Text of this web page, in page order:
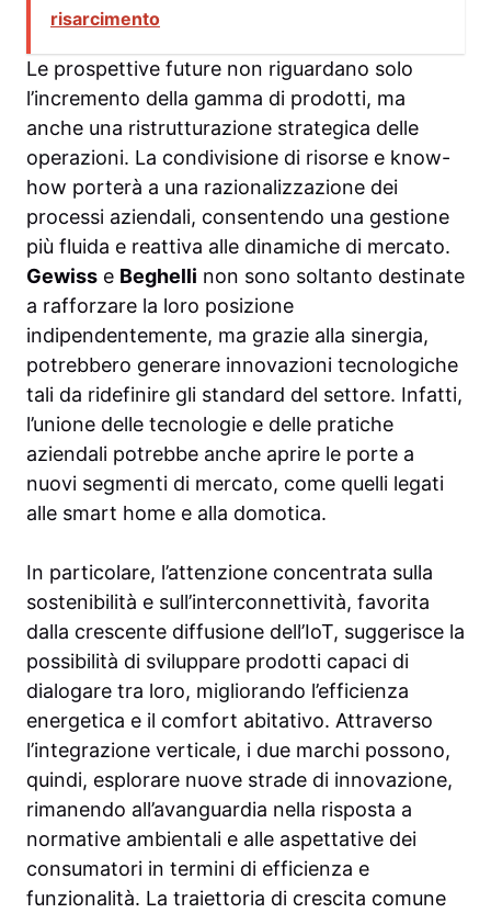
risarcimento
Le prospettive future non riguardano solo
l’incremento della gamma di prodotti, ma
anche una ristrutturazione strategica delle
operazioni. La condivisione di risorse e know-
how porterà a una razionalizzazione dei
processi aziendali, consentendo una gestione
più fluida e reattiva alle dinamiche di mercato.
Gewiss e Beghelli non sono soltanto destinate
a rafforzare la loro posizione
indipendentemente, ma grazie alla sinergia,
potrebbero generare innovazioni tecnologiche
tali da ridefinire gli standard del settore. Infatti,
l’unione delle tecnologie e delle pratiche
aziendali potrebbe anche aprire le porte a
nuovi segmenti di mercato, come quelli legati
alle smart home e alla domotica.
In particolare, l’attenzione concentrata sulla
sostenibilità e sull’interconnettività, favorita
dalla crescente diffusione dell’IoT, suggerisce la
possibilità di sviluppare prodotti capaci di
dialogare tra loro, migliorando l’efficienza
energetica e il comfort abitativo. Attraverso
l’integrazione verticale, i due marchi possono,
quindi, esplorare nuove strade di innovazione,
rimanendo all’avanguardia nella risposta a
normative ambientali e alle aspettative dei
consumatori in termini di efficienza e
funzionalità. La traiettoria di crescita comune